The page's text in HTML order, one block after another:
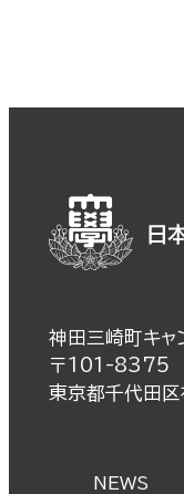
神田三崎町キャ
〒101-8375
東京都千代田
NEWS